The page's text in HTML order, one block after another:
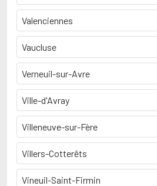
Valenciennes
Vaucluse
Verneuil-sur-Avre
Ville-d'Avray
Villeneuve-sur-Fère
Villers-Cotterêts
Vineuil-Saint-Firmin